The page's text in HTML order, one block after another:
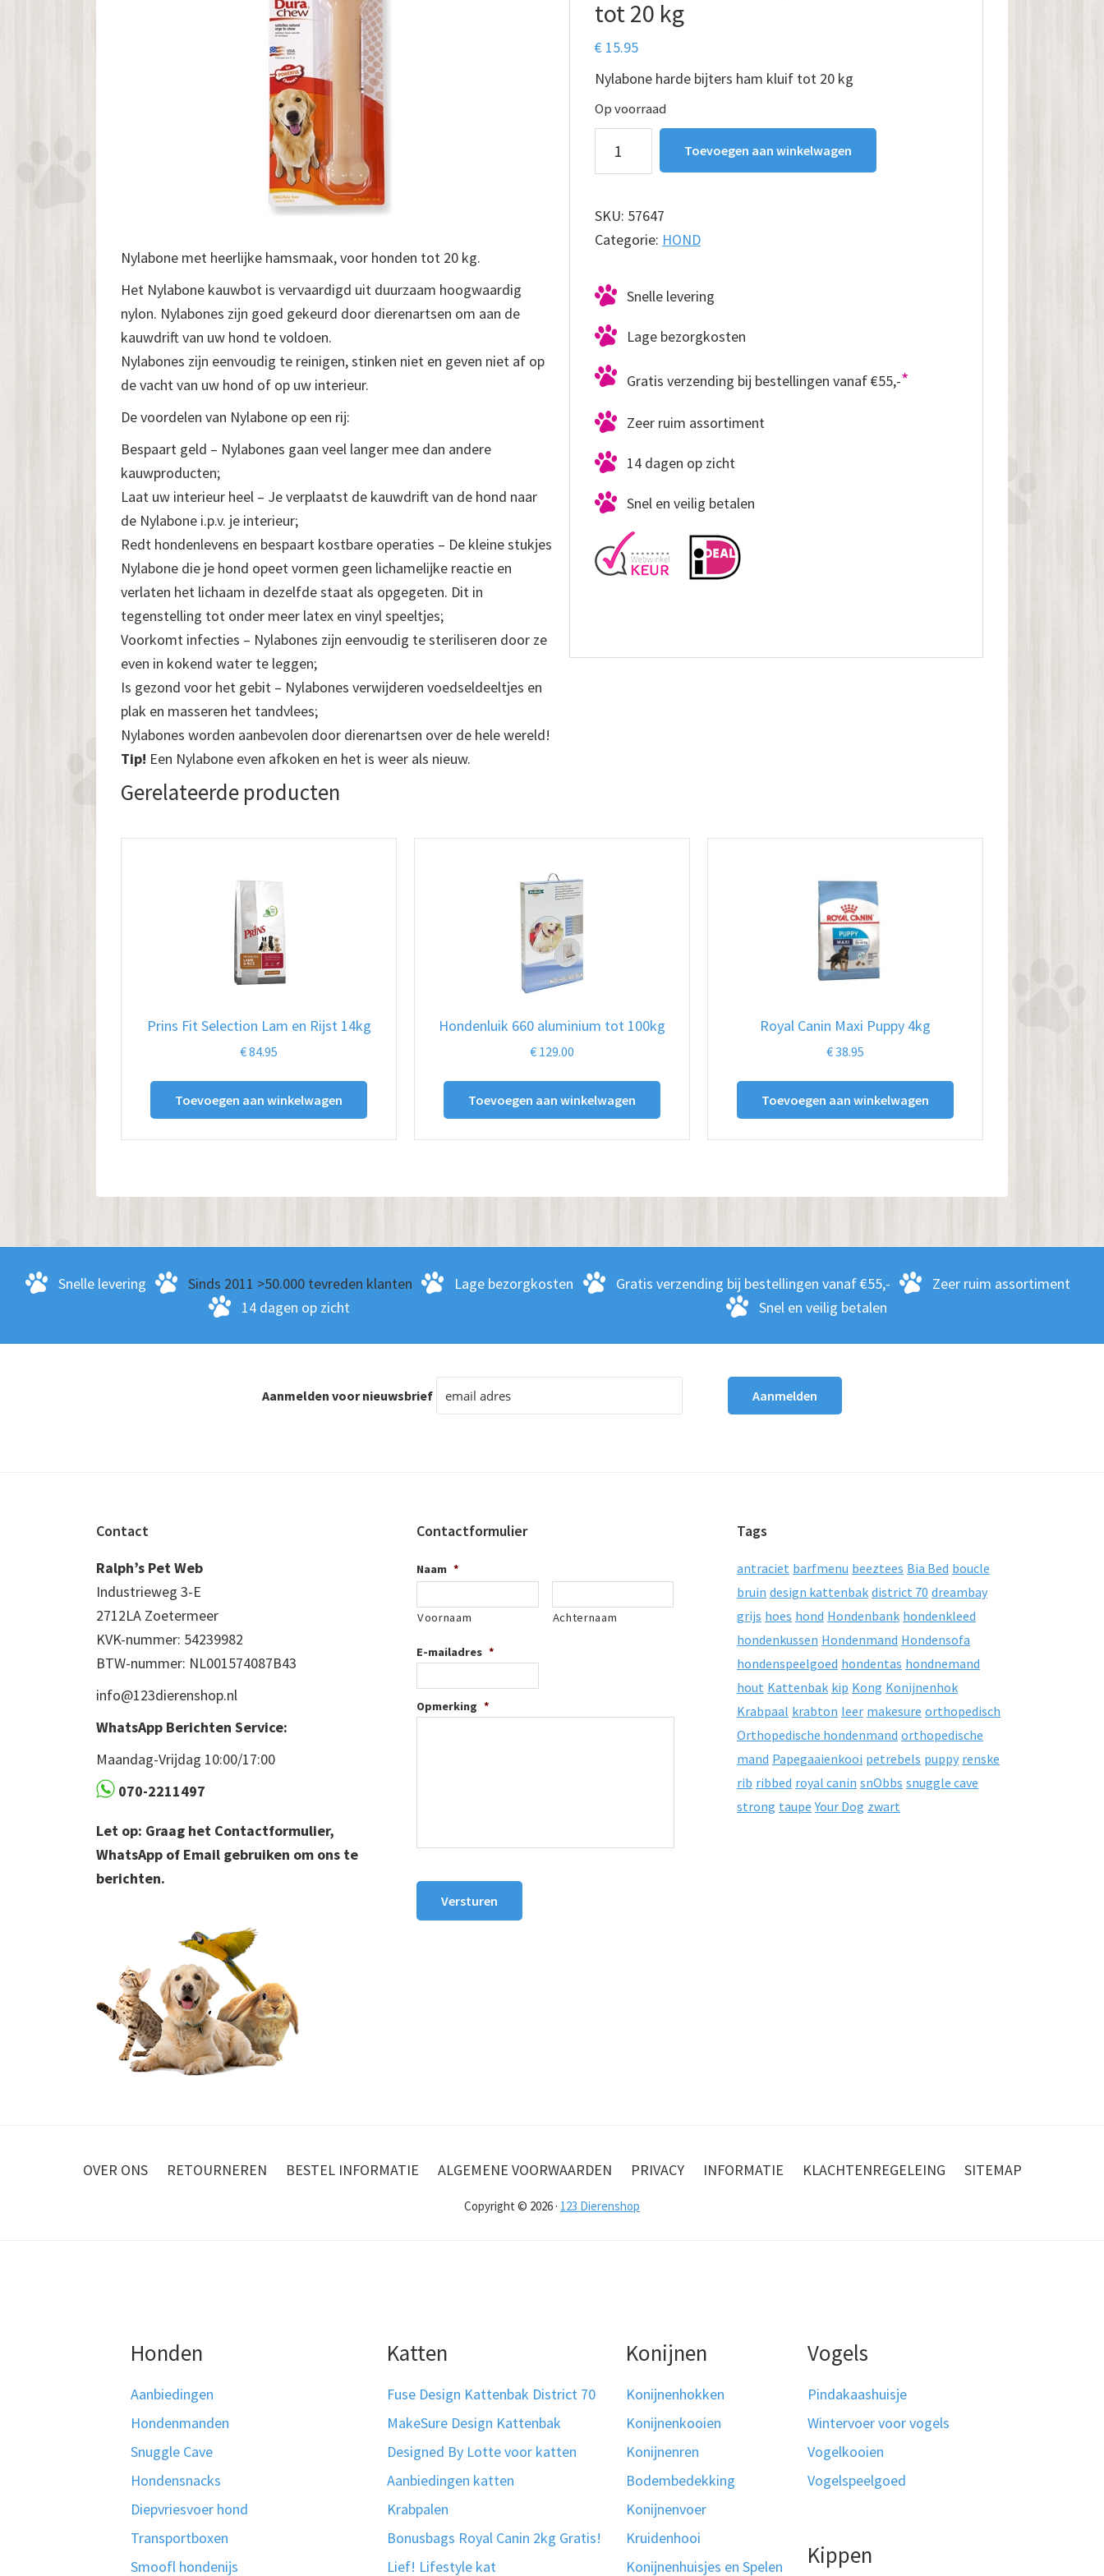
tot 20 kg
€ 15.95
Nylabone harde bijters ham kluif tot 20 kg
Op voorraad
harde
ham
kluif
20
kg
aantal
Toevoegen aan winkelwagen
SKU: 57647
Categorie: HOND
Snelle levering
Lage bezorgkosten
Gratis verzending bij bestellingen vanaf €55,-*
Zeer ruim assortiment
14 dagen op zicht
Snel en veilig betalen
Nylabone met heerlijke hamsmaak, voor honden tot 20 kg.
Het Nylabone kauwbot is vervaardigd uit duurzaam hoogwaardig
nylon. Nylabones zijn goed gekeurd door dierenartsen om aan de
kauwdrift van uw hond te voldoen.
Nylabones zijn eenvoudig te reinigen, stinken niet en geven niet af op
de vacht van uw hond of op uw interieur.
De voordelen van Nylabone op een rij:
Bespaart geld – Nylabones gaan veel langer mee dan andere
kauwproducten;
Laat uw interieur heel – Je verplaatst de kauwdrift van de hond naar
de Nylabone i.p.v. je interieur;
Redt hondenlevens en bespaart kostbare operaties – De kleine stukjes
Nylabone die je hond opeet vormen geen lichamelijke reactie en
verlaten het lichaam in dezelfde staat als opgegeten. Dit in
tegenstelling tot onder meer latex en vinyl speeltjes;
Voorkomt infecties – Nylabones zijn eenvoudig te steriliseren door ze
even in kokend water te leggen;
Is gezond voor het gebit – Nylabones verwijderen voedseldeeltjes en
plak en masseren het tandvlees;
Nylabones worden aanbevolen door dierenartsen over de hele wereld!
Tip! Een Nylabone even afkoken en het is weer als nieuw.
Gerelateerde producten
Prins Fit Selection Lam en Rijst 14kg
€84.95
Toevoegen aan winkelwagen
Hondenluik 660 aluminium tot 100kg
€ 129.00
Toevoegen aan winkelwagen
Royal Canin Maxi Puppy 4kg
€38.95
Toevoegen aan winkelwagen
Snelle levering Sinds 2011 >50.000 tevreden klanten Lage bezorgkosten Gratis verzending bij bestellingen vanaf €55,-
Zeer ruim assortiment
14 dagen op zicht
Snel en veilig betalen
Aanmelden voor nieuwsbrief
Contact
Ralph’s Pet Web
Industrieweg 3-E
2712LA Zoetermeer
KVK-nummer: 54239982
BTW-nummer: NL001574087B43
info@123dierenshop.nl
WhatsApp Berichten Service:
Maandag-Vrijdag 10:00/17:00
070-2211497
Let op: Graag het Contactformulier,
WhatsApp of Email gebruiken om ons te
berichten.
Contactformulier
Naam *
Voornaam Achternaam
E-mailadres *
Opmerking *
Versturen
Tags
antraciet barfmenu beeztees Bia Bed boucle
bruin design kattenbak district 70 dreambay
grijs hoes hond Hondenbank hondenkleed
hondenkussen Hondenmand Hondensofa
hondenspeelgoed hondentas hondnemand
hout Kattenbak kip Kong Konijnenhok
Krabpaal krabton leer makesure orthopedisch
Orthopedische hondenmand orthopedische
mand Papegaaienkooi petrebels puppy renske
rib ribbed royal canin snObbs snuggle cave
strong taupe Your Dog zwart
OVER ONS RETOURNEREN BESTEL INFORMATIE ALGEMENE VOORWAARDEN PRIVACY INFORMATIE KLACHTENREGELEING SITEMAP
Copyright © 2026 · 123 Dierenshop
Honden
Aanbiedingen
Hondenmanden
Snuggle Cave
Hondensnacks
Diepvriesvoer hond
Transportboxen
Smoofl hondenijs
Katten
Fuse Design Kattenbak District 70
MakeSure Design Kattenbak
Designed By Lotte voor katten
Aanbiedingen katten
Krabpalen
Bonusbags Royal Canin 2kg Gratis!
Lief! Lifestyle kat
Konijnen
Konijnenhokken
Konijnenkooien
Konijnenren
Bodembedekking
Konijnenvoer
Kruidenhooi
Konijnenhuisjes en Spelen
Vogels
Pindakaashuisje
Wintervoer voor vogels
Vogelkooien
Vogelspeelgoed
Kippen